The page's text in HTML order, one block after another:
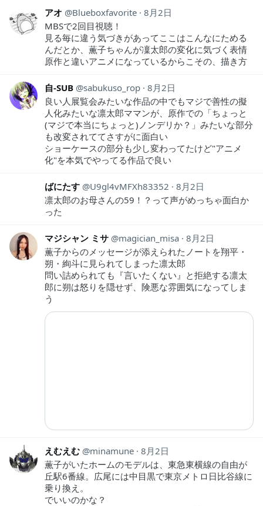
アオ Blueboxfavorite 8月2日
MBSで2回目視聴！
見る毎に違う気づきがあってここはこんなにためる
んだとか、薫子ちゃんが凜太郎の変化に気づく表情
原作と違いアニメになっているからこその、描き方
自-SUB sabukuso_rop 8月2日
良い人展覧会みたいな作品の中でもマジで善性の擬
人化みたいな凛太郎ママンが、原作での「ちょっと
(マジで本当にちょっと)ノンデリか？」みたいな部分
も改変されててさすがに面白い
ショーケースの部分も少し変わってたけど"アニメ
化"を本気でやってる作品で良い
ばにたす U9gl4vMFXh83352
8月2日
凛太郎のお母さんの59！？って声がめっちゃ面白か
った
マジシャン ミサ magician_misa 8月2日
薫子からのメッセージが添えられたノートを翔平・
朔・絢斗に見られてしまった凛太郎
問い詰められても『言いたくない』と拒絶する凛太
郎に朔は怒りを隠せず、険悪な雰囲気になってしま
う
えむえむ minamune 8月2日
薫子がいたホームのモデルは、東急東横線の自由が
丘駅6番線。広尾には中目黒で東京メトロ日比谷線に
乗り換え。
でいいのかな？